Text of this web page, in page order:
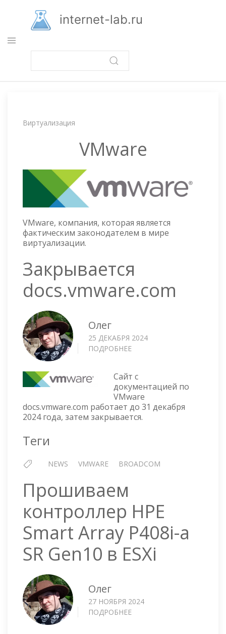
основному
содержанию
internet-lab.ru
Строка
навигации
Виртуализация
VMware
VMware, компания, которая является
фактическим законодателем в мире
виртуализации.
Закрывается
docs.vmware.com
Олег
25 ДЕКАБРЯ 2024
ПОДРОБНЕЕ
Сайт с
документацией по
VMware
docs.vmware.com работает до 31 декабря
2024 года, затем закрывается.
Теги
NEWS VMWARE BROADCOM
Прошиваем
контроллер HPE
Smart Array P408i-a
SR Gen10 в ESXi
Олег
27 НОЯБРЯ 2024
ПОДРОБНЕЕ